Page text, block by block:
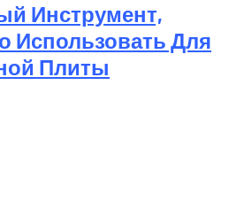
Инструмент,
Использовать Для
Плиты